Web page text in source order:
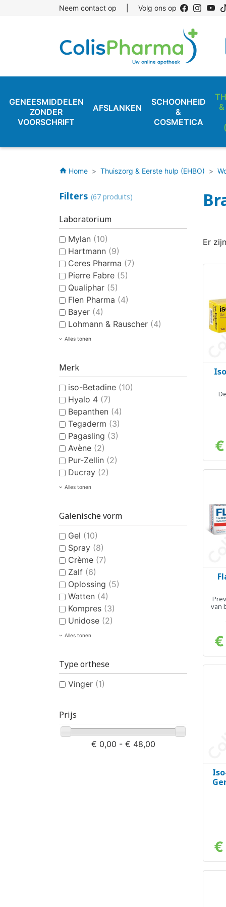
Neem contact op Volg ons op
GENEESMIDDELEN
ZONDER
VOORSCHRIFT
AFSLANKEN
SCHOONHEID
&
COSMETICA
&
home Home Thuiszorg & Eerste hulp (EHBO)
Filters (67 produits)
Laboratorium
Mylan (10)
Hartmann (9)
Ceres Pharma (7)
Pierre Fabre (5)
Qualiphar (5)
Flen Pharma (4)
Bayer (4)
Lohmann & Rauscher (4)
Alles tonen
Merk
iso-Betadine (10)
Hyalo 4 (7)
Bepanthen (4)
Tegaderm (3)
Pagasling (3)
Avène (2)
Pur-Zellin (2)
Ducray (2)
Alles tonen
Galenische vorm
Gel (10)
Spray (8)
Crème (7)
Zalf (6)
Oplossing (5)
Watten (4)
Kompres (3)
Unidose (2)
Alles tonen
Type orthese
Vinger (1)
Prijs
€ 0,00 - € 48,00
Er
van